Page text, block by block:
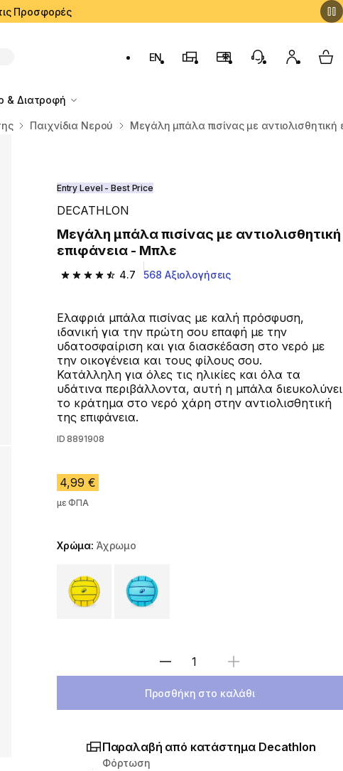
Προσφορές
Αλλαγή γλώσσας: English (English)
EN
Καταστήματα Decathlon
ΠρόγραμμαΕξυπηρέτηση
Ο My
& Διατροφή
Παιχνίδια Νερού Μεγάλη μπάλα πισίνας με
Entry Level - Best Price
DECATHLON
Μεγάλη μπάλα πισίνας με αντιολισθητική
επιφάνεια - Μπλε
4.7
4.7 out of 5 stars from 568 reviews
568 Αξιολογήσεις
Ελαφριά μπάλα πισίνας με καλή πρόσφυση,
ιδανική για την πρώτη σου επαφή με την
υδατοσφαίριση και για διασκέδαση στο νερό με
την οικογένεια και τους φίλους σου.
Κατάλληλη για όλες τις ηλικίες και όλα τα
υδάτινα περιβάλλοντα, αυτή η μπάλα διευκολύνει
το κράτημα στο νερό χάρη στην αντιολισθητική
της επιφάνεια.
ID 8891908
4,99 €
με ΦΠΑ
Χρώμα: Άχρωμο
Επιλέξτε ποσότητα
Προσθήκη στο καλάθι
Παραλαβή από κατάστημα Decathlon
Φόρτωση